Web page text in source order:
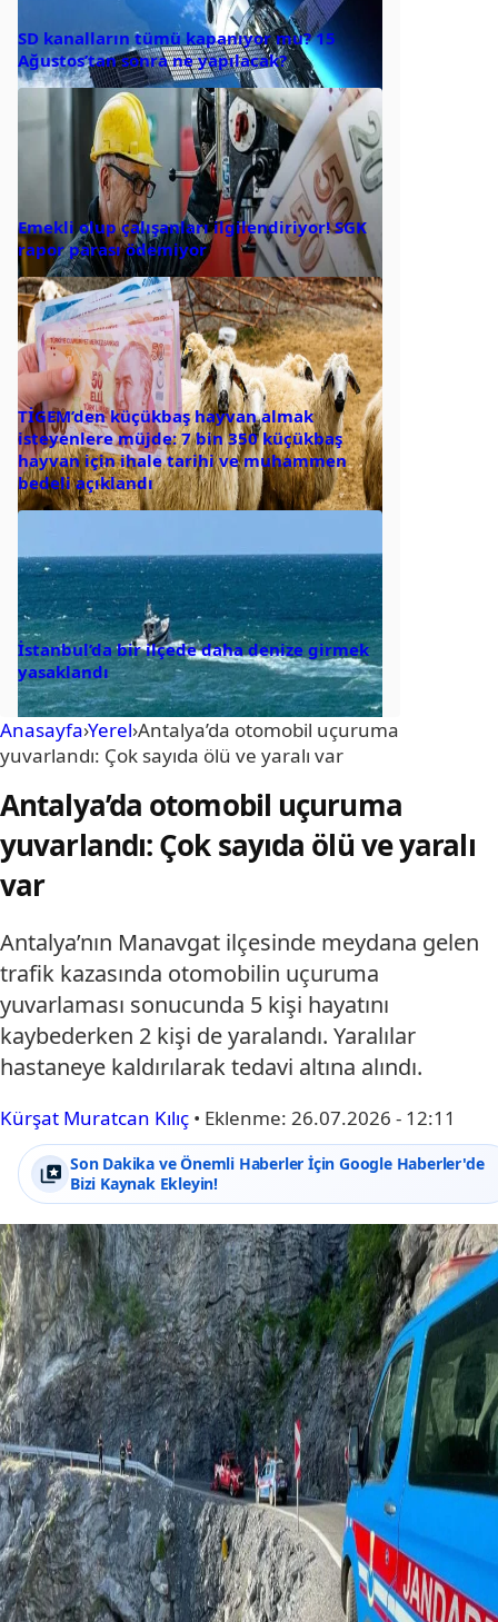
SD kanalların tümü kapanıyor mu? 15
Ağustos’tan sonra ne yapılacak?
Emekli olup çalışanları ilgilendiriyor! SGK
rapor parası ödemiyor
TİGEM’den küçükbaş hayvan almak
isteyenlere müjde: 7 bin 350 küçükbaş
hayvan için ihale tarihi ve muhammen
bedeli açıklandı
İstanbul’da bir ilçede daha denize girmek
yasaklandı
Anasayfa›Yerel›Antalya’da otomobil uçuruma
yuvarlandı: Çok sayıda ölü ve yaralı var
Antalya’da otomobil uçuruma
yuvarlandı: Çok sayıda ölü ve yaralı
var
Antalya’nın Manavgat ilçesinde meydana gelen
trafik kazasında otomobilin uçuruma
yuvarlaması sonucunda 5 kişi hayatını
kaybederken 2 kişi de yaralandı. Yaralılar
hastaneye kaldırılarak tedavi altına alındı.
Kürşat Muratcan Kılıç • Eklenme: 26.07.2026 - 12:11
Son Dakika ve Önemli Haberler İçin Google Haberler'de
Bizi Kaynak Ekleyin!